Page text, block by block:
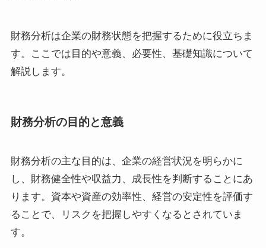
財務分析は企業の財務状態を把握するために役立ちま
す。ここでは目的や意義、必要性、基礎知識について
解説します。
財務分析の目的と意義
財務分析の主な目的は、企業の経営状況を明らかに
し、財務健全性や収益力、成長性を判断することにあ
ります。資本や資産の効率性、経営の安定性を評価す
ることで、リスクを把握しやすくなるとされていま
す。